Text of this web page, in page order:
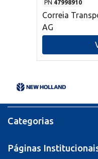
PN 47998910
Correia
AG
Categorias
Páginas